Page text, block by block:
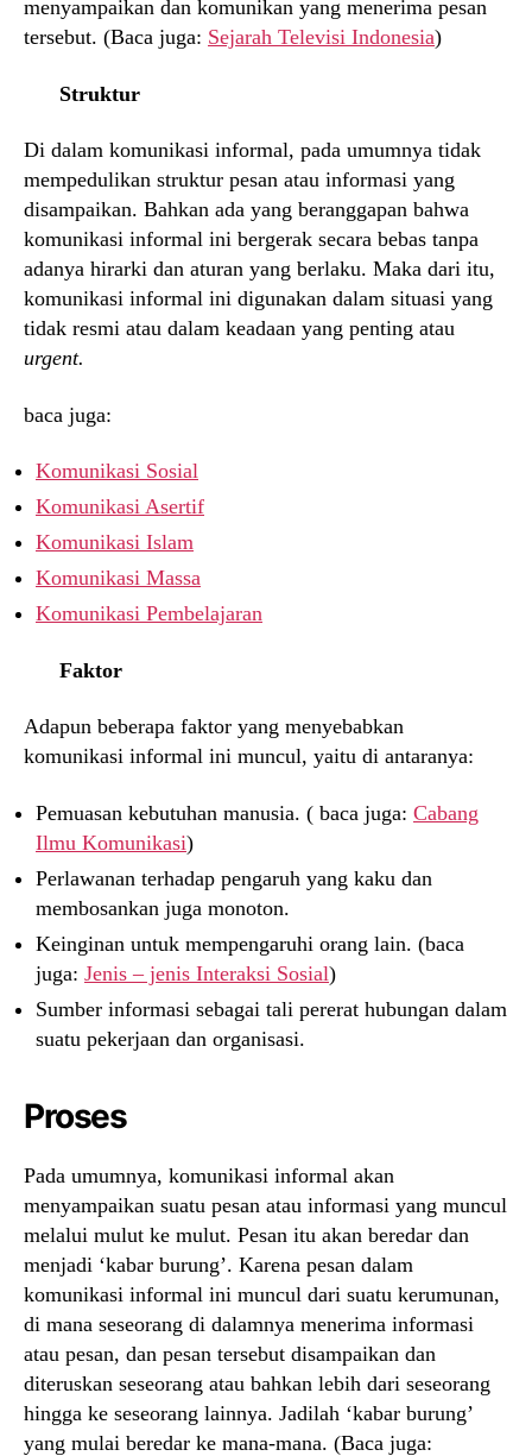
menyampaikan dan komunikan yang menerima pesan
tersebut. (Baca juga: Sejarah Televisi Indonesia)
Struktur
Di dalam komunikasi informal, pada umumnya tidak
mempedulikan struktur pesan atau informasi yang
disampaikan. Bahkan ada yang beranggapan bahwa
komunikasi informal ini bergerak secara bebas tanpa
adanya hirarki dan aturan yang berlaku. Maka dari itu,
komunikasi informal ini digunakan dalam situasi yang
tidak resmi atau dalam keadaan yang penting atau
urgent.
baca juga:
Komunikasi Sosial
Komunikasi Asertif
Komunikasi Islam
Komunikasi Massa
Komunikasi Pembelajaran
Faktor
Adapun beberapa faktor yang menyebabkan
komunikasi informal ini muncul, yaitu di antaranya:
Pemuasan kebutuhan manusia. ( baca juga: Cabang
Ilmu Komunikasi)
Perlawanan terhadap pengaruh yang kaku dan
membosankan juga monoton.
Keinginan untuk mempengaruhi orang lain. (baca
juga: Jenis – jenis Interaksi Sosial)
Sumber informasi sebagai tali pererat hubungan dalam
suatu pekerjaan dan organisasi.
Proses
Pada umumnya, komunikasi informal akan
menyampaikan suatu pesan atau informasi yang muncul
melalui mulut ke mulut. Pesan itu akan beredar dan
menjadi ‘kabar burung’. Karena pesan dalam
komunikasi informal ini muncul dari suatu kerumunan,
di mana seseorang di dalamnya menerima informasi
atau pesan, dan pesan tersebut disampaikan dan
diteruskan seseorang atau bahkan lebih dari seseorang
hingga ke seseorang lainnya. Jadilah ‘kabar burung’
yang mulai beredar ke mana-mana. (Baca juga: